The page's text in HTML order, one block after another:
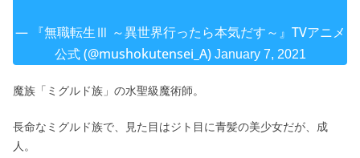
— 『無職転生Ⅲ ～異世界行ったら本気だす～』TVアニメ
公式 (@mushokutensei_A) January 7, 2021
魔族「ミグルド族」の水聖級魔術師。
長命なミグルド族で、見た目はジト目に青髪の美少女だが、成
人。